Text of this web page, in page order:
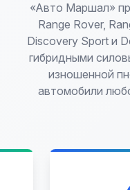
«Авто Маршал»
Range Rover,
Discovery Sport и
гибридными
изношенной
автомобили